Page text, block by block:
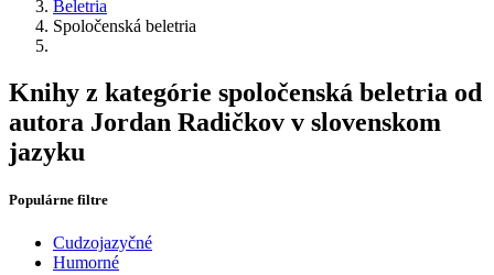
Beletria
Spoločenská beletria
Knihy z kategórie spoločenská beletria od
autora Jordan Radičkov v slovenskom
jazyku
Populárne filtre
Cudzojazyčné
Humorné